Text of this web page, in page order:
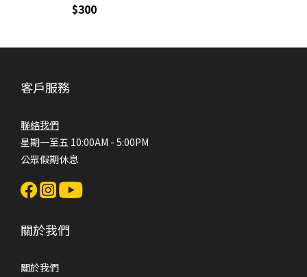
$300
客戶服務
聯絡我們
星期一至五 10:00AM - 5:00PM
公眾假期休息
關於我們
關於我們